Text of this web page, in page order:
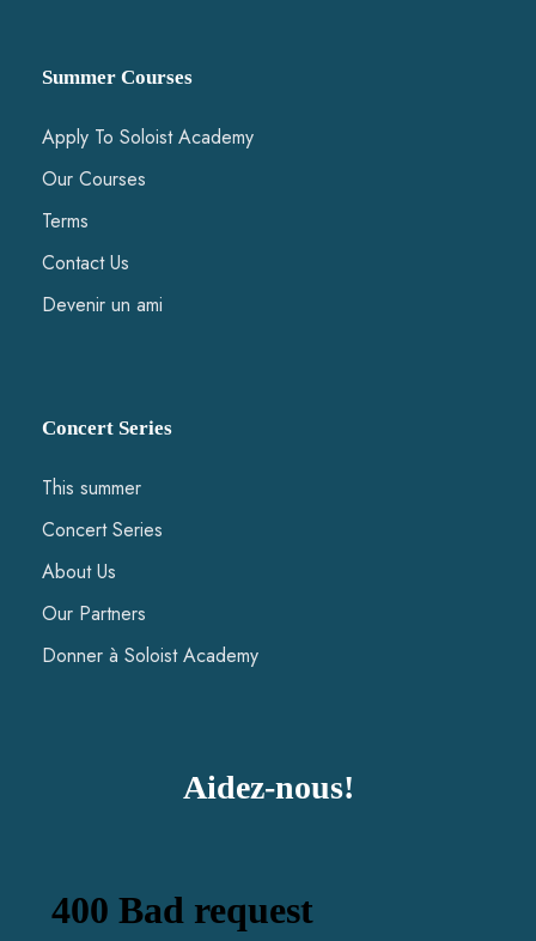
e
m
e
n
t
Summer Courses
Apply To Soloist Academy
Our Courses
Terms
Contact Us
Devenir un ami
Concert Series
This summer
Concert Series
About Us
Our Partners
Donner à Soloist Academy
Aidez-nous!